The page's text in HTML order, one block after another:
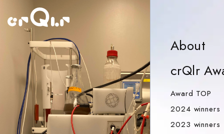
About
crQlr
Award TOP
2024 winners
2023 winners